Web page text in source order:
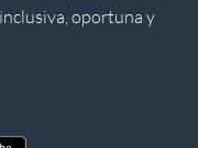
oportuna y